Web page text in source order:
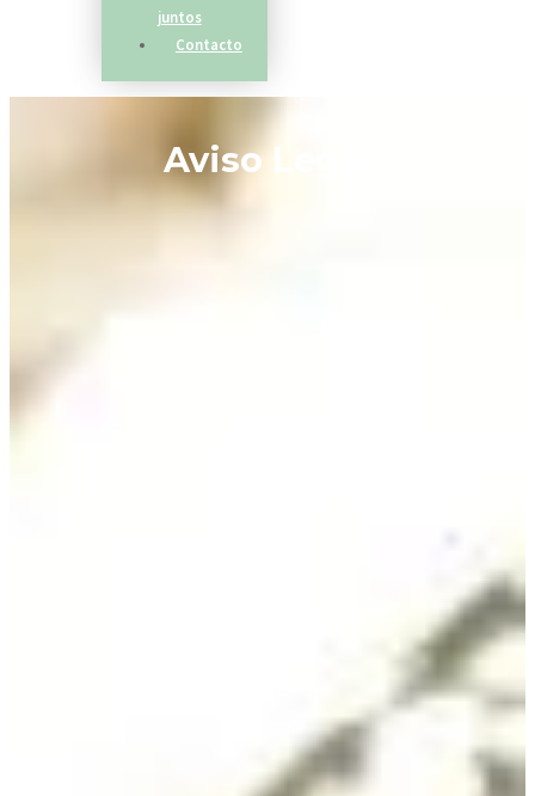
juntos
Contacto
Aviso Legal